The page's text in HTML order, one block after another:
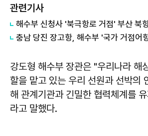
관련기사
충남 당진 장고항, 해수부 '국가 거점어
강도형 해수부 장관은 "우리나라 해
할을 맡고 있는 우리 선원과 선박의
해 관계기관과 긴밀한 협력체계를
라고 말했다.